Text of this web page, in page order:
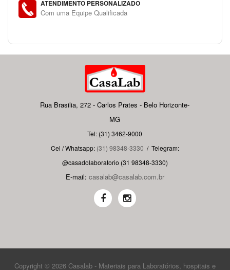
ATENDIMENTO PERSONALIZADO
Com uma Equipe Qualificada
Rua Brasilia, 272 - Carlos Prates - Belo Horizonte-
MG
Tel: (31) 3462-9000
Cel / Whatsapp: (31) 98348-3330 / Telegram:
@casadolaboratorio (31 98348-3330)
E-mail: casalab@casalab.com.br
Copyright © 2026 Casalab - Materiais para Laboratórios, hospitais e